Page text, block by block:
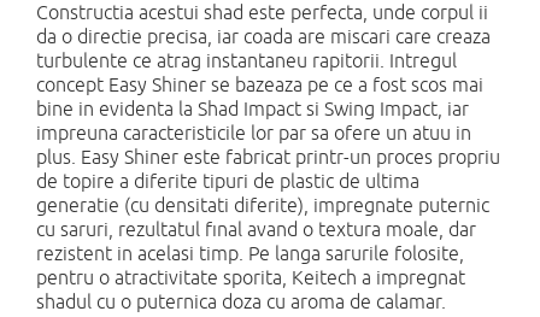
Constructia acestui shad este perfecta, unde corpul ii
da o directie precisa, iar coada are miscari care creaza
turbulente ce atrag instantaneu rapitorii. Intregul
concept Easy Shiner se bazeaza pe ce a fost scos mai
bine in evidenta la Shad Impact si Swing Impact, iar
impreuna caracteristicile lor par sa ofere un atuu in
plus. Easy Shiner este fabricat printr-un proces propriu
de topire a diferite tipuri de plastic de ultima
generatie (cu densitati diferite), impregnate puternic
cu saruri, rezultatul final avand o textura moale, dar
rezistent in acelasi timp. Pe langa sarurile folosite,
pentru o atractivitate sporita, Keitech a impregnat
shadul cu o puternica doza cu aroma de calamar.